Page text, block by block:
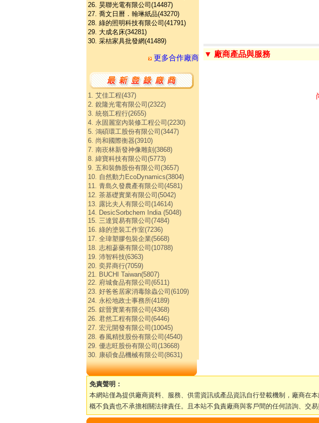
26. 昊聯光電有限公司(14487)
27. 喬文日曆．翰琳紙品(43270)
28. 綠的照明科技有限公司(41791)
29. 大成名床(34281)
30. 采桔家具批發網(41489)
更多合作廠商
1. 艾佳工程(437)
2. 銳隆光電有限公司(2322)
3. 統嶺工程行(2655)
4. 永固麗室內裝修工程公司(2230)
5. 鴻碩環工股份有限公司(3447)
6. 尚和國際衡器(3910)
7. 南崁林新發神像雕刻(3868)
8. 緯寶科技有限公司(5773)
9. 五和裝飾股份有限公司(3657)
10. 自然動力EcoDynamics(3804)
11. 青島久發農產有限公司(4581)
12. 茶基礎實業有限公司(5042)
13. 露比夫人有限公司(14614)
14. DesicSorbchem India (5048)
15. 三達貿易有限公司(7484)
16. 綠的塗裝工作室(7236)
17. 全瑋塑膠包裝企業(5668)
18. 志相蔘藥有限公司(10788)
19. 沛智科技(6363)
20. 奕昇商行(7059)
21. BUCHI Taiwan(5807)
22. 府城食品有限公司(6511)
23. 好爸爸居家消毒除蟲公司(6109)
24. 永松地政士事務所(4189)
25. 鋐晉實業有限公司(4368)
26. 君然工程有限公司(6446)
27. 宏元開發有限公司(10045)
28. 春風精技股份有限公司(4540)
29. 優志旺股份有限公司(13668)
30. 康碩食品機械有限公司(8631)
▼ 廠商產品與服務
免責聲明：
本網站僅為提供廠商資料、服務、供需資訊或產品資訊自行登載機制，廠商在
概不負責也不承擔相關法律責任。且本站不負責廠商與客戶間的任何諮詢、交易